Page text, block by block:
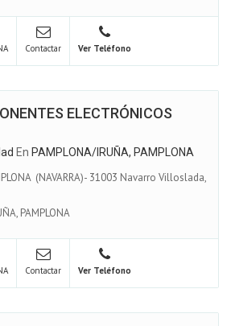
Contactar Ver Teléfono
ELECTRÓNICOS
En PAMPLONA/IRUÑA, PAMPLONA
(NAVARRA)- 31003 Navarro Villoslada,
PAMPLONA
Contactar Ver Teléfono